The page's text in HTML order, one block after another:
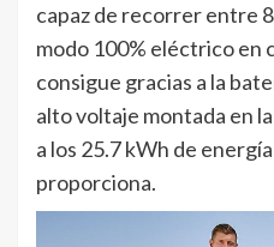
capaz de recorrer entre
modo 100% eléctrico en
consigue gracias a la
alto voltaje montada en
a los 25.7 kWh de
proporciona.